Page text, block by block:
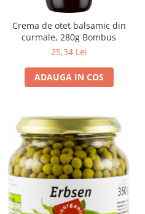
Crema de otet balsamic din
curmale, 280g Bombus
25,34 Lei
ADAUGA IN COS